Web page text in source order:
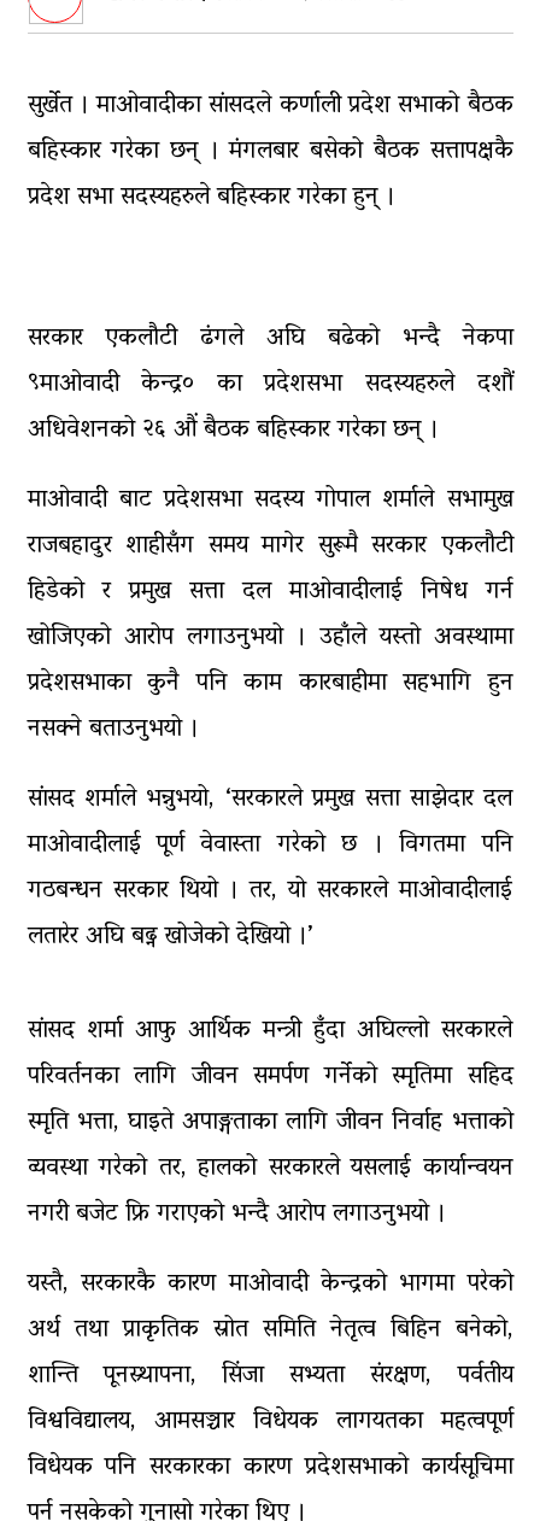
‘नागढुंगा-सिस्नेखोला सुरुङमार्ग’
पुन: एमाले-नेकपा सहकार्यमा, प्रदेशको
भागबण्डा यस्तो छ…
आठ लाख २१ हजार घुससहित सिँचाइ
घरमाथि पहिरो खस्दा ३ वर्षीय बालकको
मृत्यु, दुई घाइते
सुर्खेत । माओवादीका सांसदले कर्णाली प्रदेश सभाको बैठक
बहिस्कार गरेका छन् । मंगलबार बसेको बैठक सत्तापक्षकै
प्रदेश सभा सदस्यहरुले बहिस्कार गरेका हुन् ।
सरकार एकलौटी ढंगले अघि बढेको भन्दै नेकपा
९माओवादी केन्द्र० का प्रदेशसभा सदस्यहरुले दशौं
अधिवेशनको २६ औं बैठक बहिस्कार गरेका छन् ।
माओवादी बाट प्रदेशसभा सदस्य गोपाल शर्माले सभामुख
राजबहादुर शाहीसँग समय मागेर सुरूमै सरकार एकलौटी
हिडेको र प्रमुख सत्ता दल माओवादीलाई निषेध गर्न
खोजिएको आरोप लगाउनुभयो । उहाँले यस्तो अवस्थामा
प्रदेशसभाका कुनै पनि काम कारबाहीमा सहभागि हुन
नसक्ने बताउनुभयो ।
सांसद शर्माले भन्नुभयो, ‘सरकारले प्रमुख सत्ता साझेदार दल
माओवादीलाई पूर्ण वेवास्ता गरेको छ । विगतमा पनि
गठबन्धन सरकार थियो । तर, यो सरकारले माओवादीलाई
लतारेर अघि बढ्न खोजेको देखियो ।’
सांसद शर्मा आफु आर्थिक मन्त्री हुँदा अघिल्लो सरकारले
परिवर्तनका लागि जीवन समर्पण गर्नेको स्मृतिमा सहिद
स्मृति भत्ता, घाइते अपाङ्गताका लागि जीवन निर्वाह भत्ताको
व्यवस्था गरेको तर, हालको सरकारले यसलाई कार्यान्वयन
नगरी बजेट फ्रि गराएको भन्दै आरोप लगाउनुभयो ।
यस्तै, सरकारकै कारण माओवादी केन्द्रको भागमा परेको
अर्थ तथा प्राकृतिक स्रोत समिति नेतृत्व बिहिन बनेको,
शान्ति पूनस्र्थापना, सिंजा सभ्यता संरक्षण, पर्वतीय
विश्वविद्यालय, आमसञ्चार विधेयक लागयतका महत्वपूर्ण
विधेयक पनि सरकारका कारण प्रदेशसभाको कार्यसूचिमा